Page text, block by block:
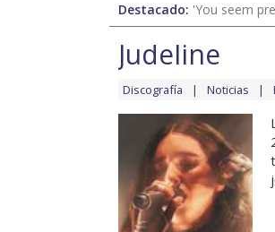
Destacado: 'You seem
Judeline
Discografía Noticias